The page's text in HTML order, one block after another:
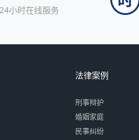
小时在线服务
法律案例
刑事辩护
婚姻家庭
民事纠纷